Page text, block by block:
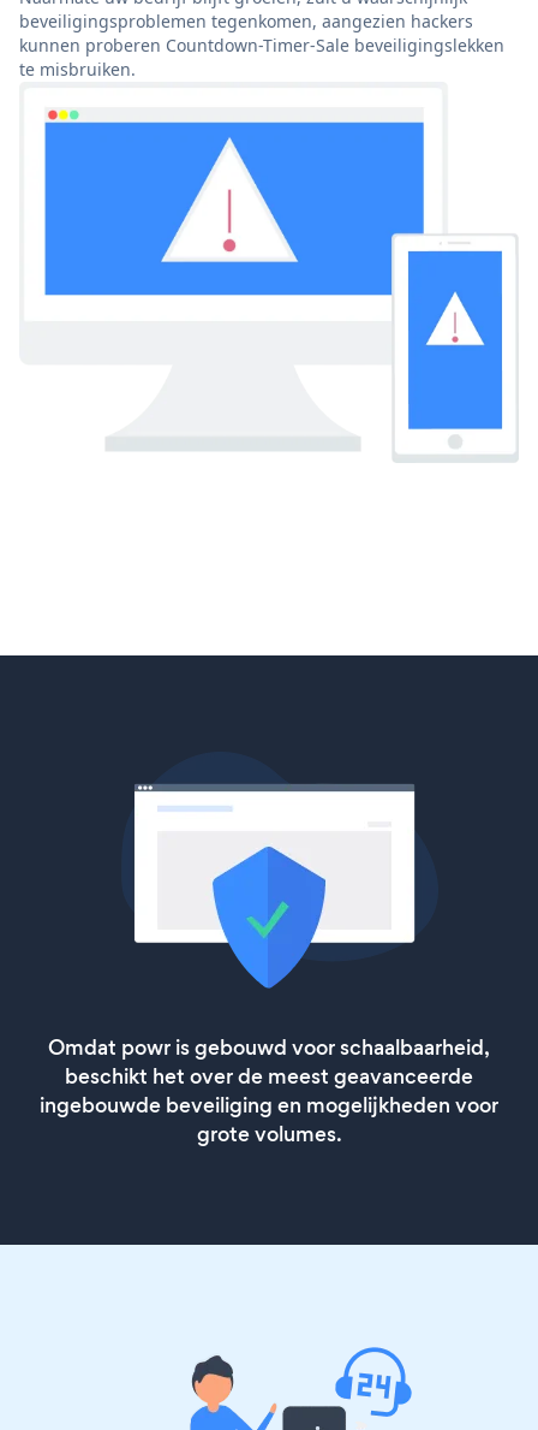
beveiligingsproblemen tegenkomen, aangezien hackers
kunnen proberen Countdown-Timer-Sale beveiligingslekken
te misbruiken.
Omdat powr is gebouwd voor schaalbaarheid,
beschikt het over de meest geavanceerde
ingebouwde beveiliging en mogelijkheden voor
grote volumes.